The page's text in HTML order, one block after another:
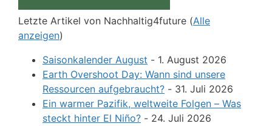
Letzte Artikel von Nachhaltig4future (Alle
anzeigen)
Saisonkalender August - 1. August 2026
Earth Overshoot Day: Wann sind unsere
Ressourcen aufgebraucht? - 31. Juli 2026
Ein warmer Pazifik, weltweite Folgen – Was
steckt hinter El Niño? - 24. Juli 2026